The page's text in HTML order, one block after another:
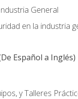
General
en la industria
Español a Inglés)
y Talleres